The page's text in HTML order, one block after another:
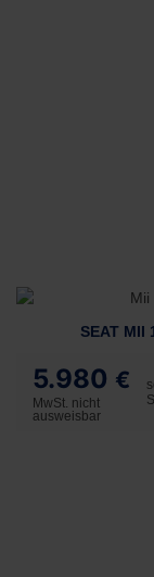
SEAT MII
5.980 €
MwSt. nicht
ausweisbar